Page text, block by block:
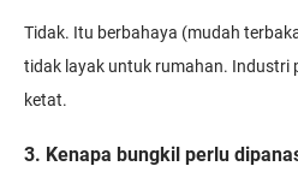
Tidak. Itu berbahaya (mudah
tidak layak untuk rumahan. Industri
ketat.
3. Kenapa bungkil perlu